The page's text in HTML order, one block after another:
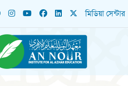
মিডিয়া সেন্টার